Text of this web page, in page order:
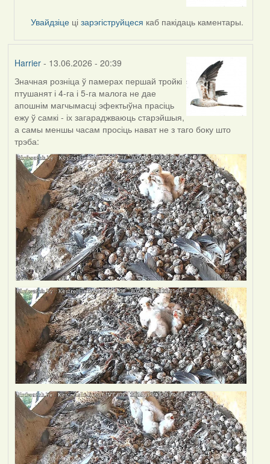
Alla
V
Увайдзіце цізарэгіструйцеся каб пакідаць каментары.
Harrier- 13.06.2026 - 20:39
Значная розніца ў памерах першай тройкі
птушанят і 4-га і 5-га малога не дае
апошнім магчымасці эфектыўна прасіць
ежу ў самкі - іх загараджваюць старэйшыя,
а самы меншы часам просіць нават не з таго боку што
трэба: